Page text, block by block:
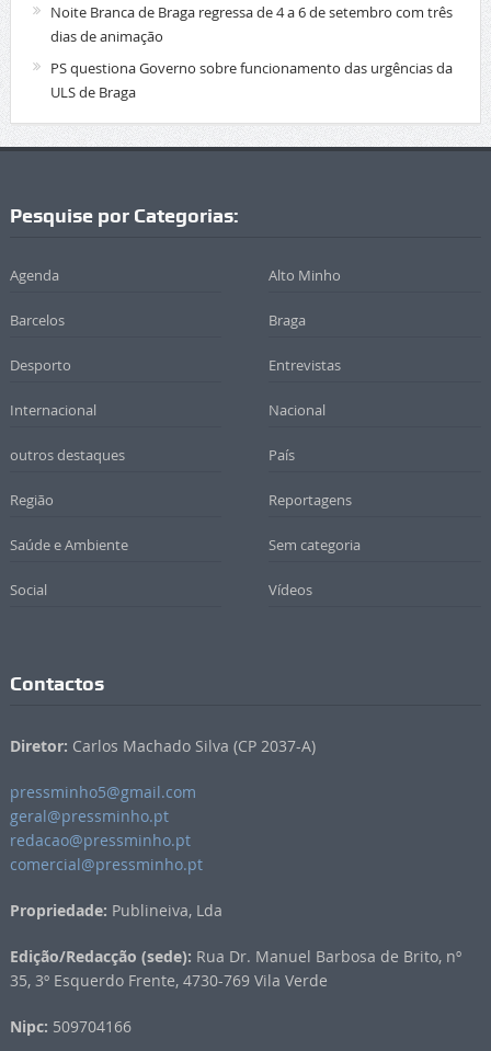
Noite Branca de Braga regressa de 4 a 6 de setembro com três
dias de animação
PS questiona Governo sobre funcionamento das urgências da
ULS de Braga
Pesquise por Categorias:
Agenda Alto Minho
Barcelos Braga
Desporto Entrevistas
Internacional Nacional
outros destaques País
Região Reportagens
Saúde e Ambiente Sem categoria
Social Vídeos
Contactos
Diretor: Carlos Machado Silva (CP 2037-A)
pressminho5@gmail.com
geral@pressminho.pt
redacao@pressminho.pt
comercial@pressminho.pt
Propriedade: Publineiva, Lda
Edição/Redacção (sede): Rua Dr. Manuel Barbosa de Brito, nº
35, 3º Esquerdo Frente, 4730-769 Vila Verde
Nipc: 509704166